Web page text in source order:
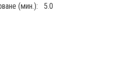
(мин.): 5.0